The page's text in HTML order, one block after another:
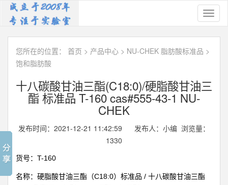
您所在的位置： 首页 > 产品中心 > NU-CHEK 脂肪酸标准品 >
饱和脂肪酸
十八碳酸甘油三酯(C18:0)/硬脂酸甘油三
酯 标准品 T-160 cas#555-43-1 NU-
CHEK
发布时间：2021-12-21 11:42:59 发布人：小编 浏览量：
1330
货号： T-160
名称：硬脂酸甘油三酯（C18:0）标准品 / 十八碳酸甘油三酯